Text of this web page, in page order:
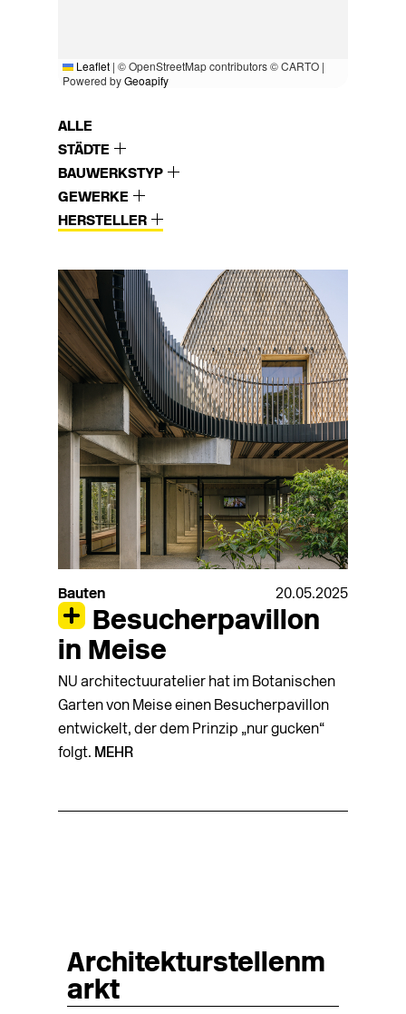
Leaflet | © OpenStreetMap contributors © CARTO |
Powered byGeoapify
ALLE
STÄDTE
BAUWERKSTYP
GEWERKE
HERSTELLER
Bauten 20.05.2025
Besucherpavillon
in Meise
NU architectuuratelier hat im Botanischen
Garten von Meise einen Besucherpavillon
entwickelt, der dem Prinzip „nur gucken“
folgt. MEHR
Architekturstellenm
arkt